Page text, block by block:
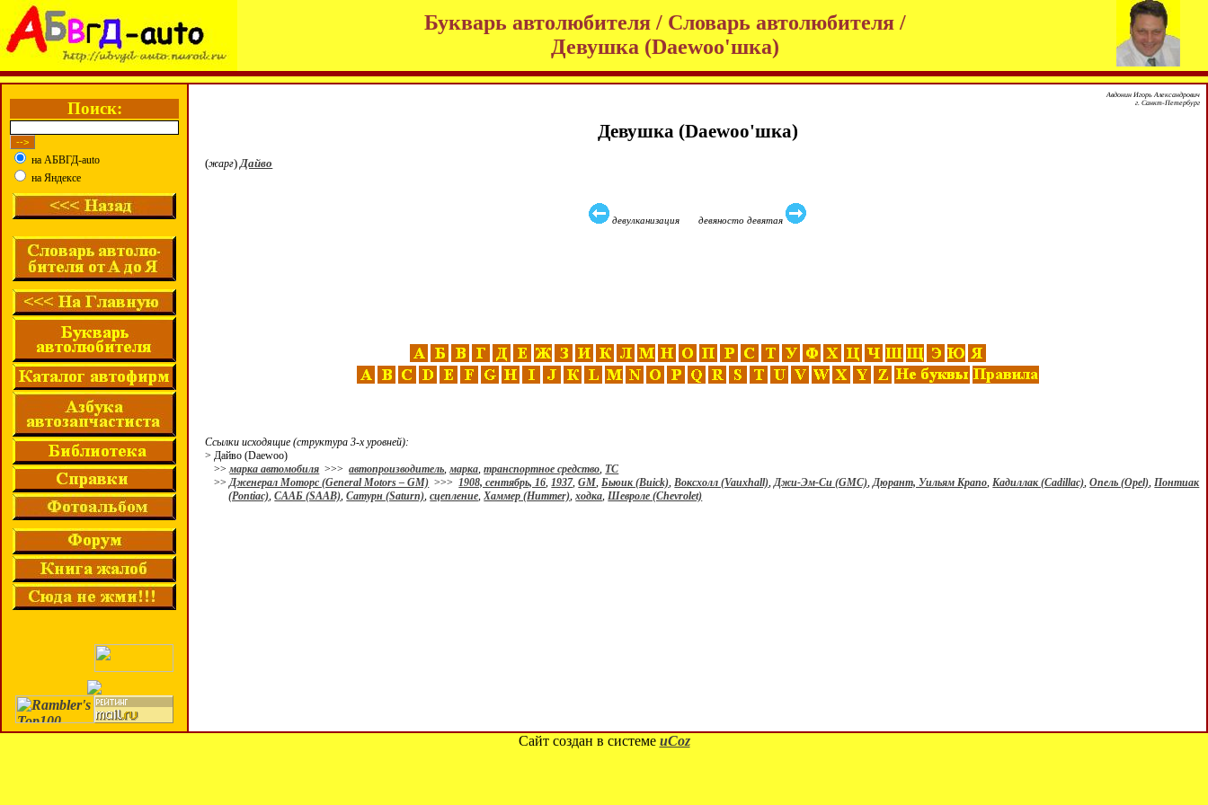
Букварь автолюбителя / Словарь автолюбителя /
Девушка (Daewoo'шка)
Поиск:
на АБВГД-auto
на Яндексе
Авдонин Игорь Александрович
г. Санкт-Петербург
Девушка (Daewoo'шка)
(жарг)Дайво
девулканизация девяносто девятая
Ссылки исходящие (структура 3-х уровней):
> Дайво (Daewoo)
>>марка автомобиля >>>автопроизводитель,марка,транспортное средство, ТС
>>Дженерал Моторс (General Motors – GM) >>>1908, сентябрь, 16,1937,GM,Бьюик (Buick),Воксхолл (Vauxhall),Джи-Эм-Си (GMC),Дюрант, Уильям Крапо,Кадиллак (Cadillac),Опель (Opel),Понтиак
(Pontiac),СААБ (SAAB),Сатурн (Saturn),сцепление,Хаммер (Hummer),ходка,Шевроле (Chevrolet)
Сайт создан в системе uCoz